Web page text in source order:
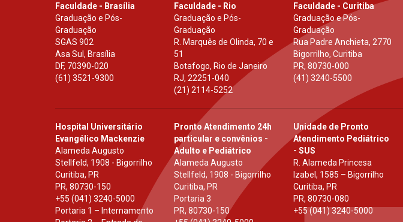
Faculdade - Brasília
Graduação e Pós-
Graduação
SGAS 902
Asa Sul, Brasília
DF, 70390-020
(61) 3521-9300
Faculdade - Rio
Graduação e Pós-
Graduação
R. Marquês de Olinda, 70 e
51
Botafogo, Rio de Janeiro
RJ,22251-040
(21) 2114-5252
Faculdade - Curitiba
Graduação e Pós-
Graduação
Rua Padre Anchieta, 2770
Bigorrilho, Curitiba
PR, 80730-000
(41) 3240-5500
Hospital Universitário
Evangélico Mackenzie
Alameda Augusto
Stellfeld, 1908 - Bigorrilho
Curitiba, PR
PR, 80730-150
+55 (041) 3240-5000
Portaria 1 – Internamento
Pronto Atendimento 24h
particular e convênios -
Adulto e Pediátrico
Alameda Augusto
Stellfeld, 1908 - Bigorrilho
Curitiba, PR
Portaria 3
PR,80730-150
Unidade de Pronto
Atendimento Pediátrico
- SUS
R. Alameda Princesa
Izabel, 1585 – Bigorrilho
Curitiba, PR
PR, 80730-080
+55 (041) 3240-5000